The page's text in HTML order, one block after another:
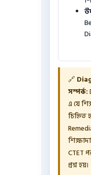
🔗
সম্পর্ক:
এ যে
CTET
প্রশ্ন হয়।